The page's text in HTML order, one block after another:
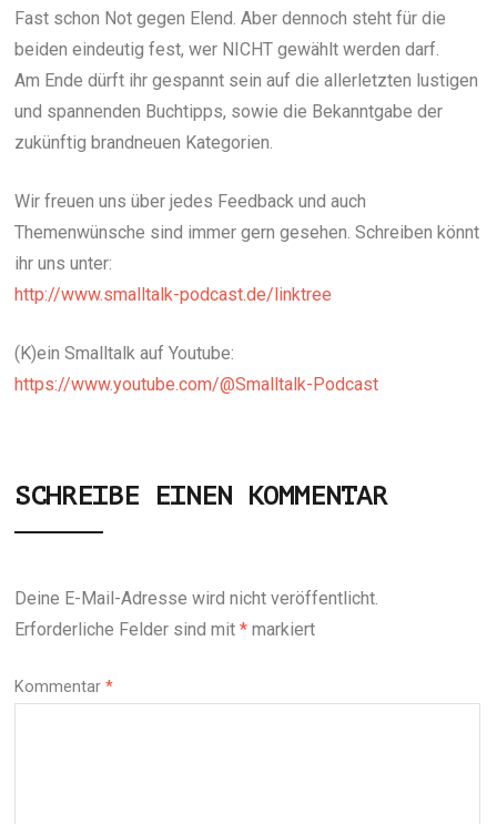
Fast schon Not gegen Elend. Aber dennoch steht für die
beiden eindeutig fest, wer NICHT gewählt werden darf.
Am Ende dürft ihr gespannt sein auf die allerletzten lustigen
und spannenden Buchtipps, sowie die Bekanntgabe der
zukünftig brandneuen Kategorien.
Wir freuen uns über jedes Feedback und auch
Themenwünsche sind immer gern gesehen. Schreiben könnt
ihr uns unter:
http://www.smalltalk-podcast.de/linktree
(K)ein Smalltalk auf Youtube:
https://www.youtube.com/@Smalltalk-Podcast
SCHREIBE EINEN KOMMENTAR
Deine E-Mail-Adresse wird nicht veröffentlicht.
Erforderliche Felder sind mit* markiert
Kommentar*